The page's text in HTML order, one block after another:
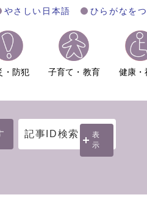
やさしい日本語 ひらがなを
・防犯 子育て・教育 健康・
記事ID検索
表
示